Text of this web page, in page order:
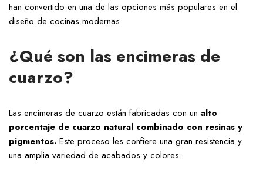
han convertido en una de las opciones más populares en el
diseño de cocinas modernas.
¿Qué son las encimeras de
cuarzo?
Las encimeras de cuarzo están fabricadas con un alto
porcentaje de cuarzo natural combinado con resinas y
pigmentos. Este proceso les confiere una gran resistencia y
una amplia variedad de acabados y colores.